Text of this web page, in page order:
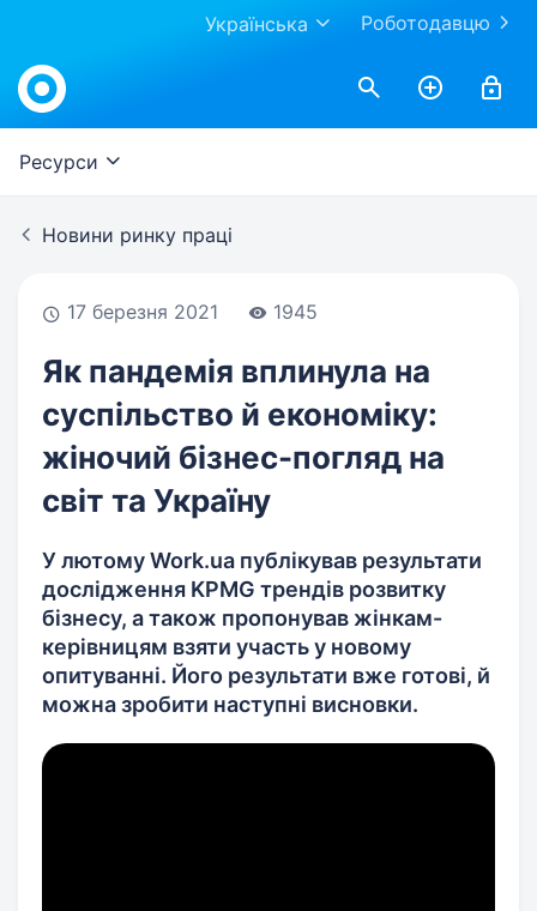
Роботодавцю
Українська
Work.ua
Ресурси
Новини ринку праці
17 березня 2021 1945
Як пандемія вплинула на
суспільство й економіку:
жіночий бізнес-погляд на
світ та Україну
У лютому Work.ua публікував результати
дослідження KPMG трендів розвитку
бізнесу, а також пропонував жінкам-
керівницям взяти участь у новому
опитуванні. Його результати вже готові, й
можна зробити наступні висновки.